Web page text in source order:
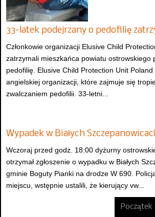
33-latek podejrzany o pedofilię
Członkowie organizacji Elusive Child
zatrzymali mieszkańca powiatu ostrowskiego
pedofilię. Elusive Child Protection Unit
angielskiej organizacji, które zajmuje się
zwalczaniem pedofilii. 33-letni...
Wypadek w Białych
Wczoraj przed godz. 18:00 dyżurny
otrzymał zgłoszenie o wypadku w Białych
gminie Boguty Pianki na drodze W 690.
miejscu, wstępnie ustalili, że kierujący vw...